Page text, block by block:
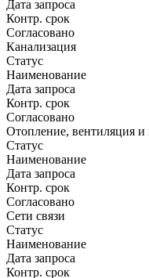
Дата запроса
Контр. срок
Согласовано
Канализация
Статус
Наименование
Дата запроса
Контр. срок
Согласовано
Отопление, вентиляция
Статус
Наименование
Дата запроса
Контр. срок
Согласовано
Сети связи
Статус
Наименование
Дата запроса
Контр. срок